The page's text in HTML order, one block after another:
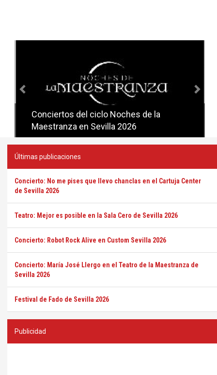
Conciertos del ciclo Noches de la
Maestranza en Sevilla 2026
Conciertos del ciclo Candlelight en
Sevilla
Últimas publicaciones
Concierto: No me pises que llevo chanclas en el Cartuja Center
de Sevilla 2026
Teatro: Mejor es posible en la Sala Cero de Sevilla 2026
Concierto: Robot Rock Alive en Custom Sevilla 2026
Concierto: María José Llergo en el Teatro de la Maestranza de
Sevilla 2026
Festival de Fado de Sevilla 2026
Publicidad